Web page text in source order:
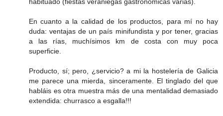
habituado (fiestas veraniegas gastronómicas varias).
En cuanto a la calidad de los productos, para mí no hay
duda: ventajas de un país minifundista y por tener, gracias
a las rías, muchísimos km de costa con muy poca
superficie.
Producto, sí; pero, ¿servicio? a mi la hostelería de Galicia
me parece una mierda, sinceramente. El tinglado del que
habláis es otra muestra más de una mentalidad demasiado
extendida: churrasco a esgalla!!!